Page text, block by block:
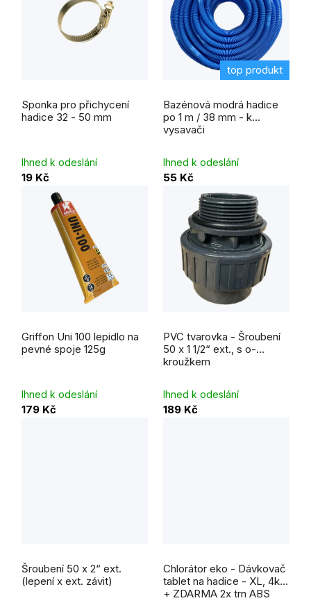
Sponka pro přichycení
hadice 32 - 50 mm
Ihned k odeslání
19 Kč
top produkt
Bazénová modrá hadice
po 1 m / 38 mm - k
vysavači
Ihned k odeslání
55 Kč
Griffon Uni 100 lepidlo na
pevné spoje 125g
hodnocení
produktu
je
5,0
Ihned k odeslání
179 Kč
PVC tvarovka - Šroubení
50 x 1 1/2“ ext., s o-
kroužkem
hodnocení
produktu
je
5,0
z
Ihned k odeslání
189 Kč
Šroubení 50 x 2“ ext.
(lepení x ext. závit)
hodnocení
produktu
je
5,0
Chlorátor eko - Dávkovač
tablet na hadice - XL, 4kg
+ ZDARMA 2x trn ABS
hodnocení
produktu
je
5,0
z